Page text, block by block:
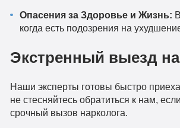
Опасения за Здоровье и Жизнь:
когда есть подозрения на
Экстренный выезд
Наши эксперты готовы быстро
не стесняйтесь обратиться к нам,
срочный вызов нарколога.